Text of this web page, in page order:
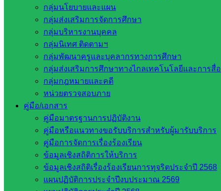
กลุ่มนโยบายและแผน
กลุ่มส่งเสริมการจัดการศึกษา
กลุ่มบริหารงานบุคคล
กลุ่มนิเทศ ติดตามฯ
กลุ่มพัฒนาครูและบุคลากรทางการศึกษา
กลุ่มส่งเสริมการศึกษาทางไกลเทคโนโลยีและการสื่
กลุ่มกฎหมายและคดี
หน่วยตรวจสอบภาย
คู่มือ/เอกสาร
คู่มือมาตรฐานการปฏิบัติงาน
คู่มือหรือแนวทางขอรับบริการสำหรับผู้มารับบริการ
คู่มือการจัดการเรื่องร้องเรียน
ข้อมูลเชิงสถิติการให้บริการ
ข้อมูลเชิงสถิติเรื่องร้องเรียนการทุจริตประจำปี 2568
แผนปฏิบัติการประจำปีงบประมาณ 2569
ภาพถ่าย : นางสาวญาสุมินทร์ พรมพิลัย
เนื้อหาข่าว : นางสาววิภาพร ทองศรี
อำนวยการผลิต : นางสาวสุจิตรา อุ่นเวียง ผู้อำนวยการโรงเรียนบ้
Post Views: 684